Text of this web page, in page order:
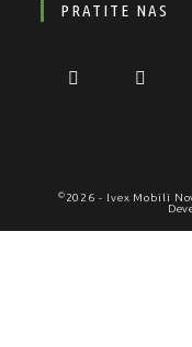
PRATITE NAS
© 2026 - Ivex Mobili